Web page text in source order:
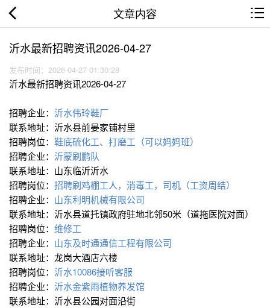
文章内容
沂水最新招聘资讯2026-04-27
发布时间：2026-04-27 01:30:28
沂水最新招聘资讯2026-04-27
招聘企业： 沂水伟玲鞋厂
联系地址：沂水县前晏家铺村里
招聘岗位： 鞋底硫化工、打磨工（可以妈妈班）
招聘企业： 沂蒙刷鹏队
联系地址：山东临沂沂水
招聘岗位： 招聘刷鸡棚工人，消毒工，司机（工资周结）
招聘企业： 山东利明机械有限公司
联系地址：沂水县道托镇政府驻地北邻50米（道拖医院对面）
招聘岗位： 维修工
招聘企业： 山东及时通通信工程有限公司
联系地址：龙岗大酒店六楼
招聘岗位： 沂水10086接听客服
招聘企业： 沂水金紫雨植物养发馆
联系地址：沂水县公园对面沿街